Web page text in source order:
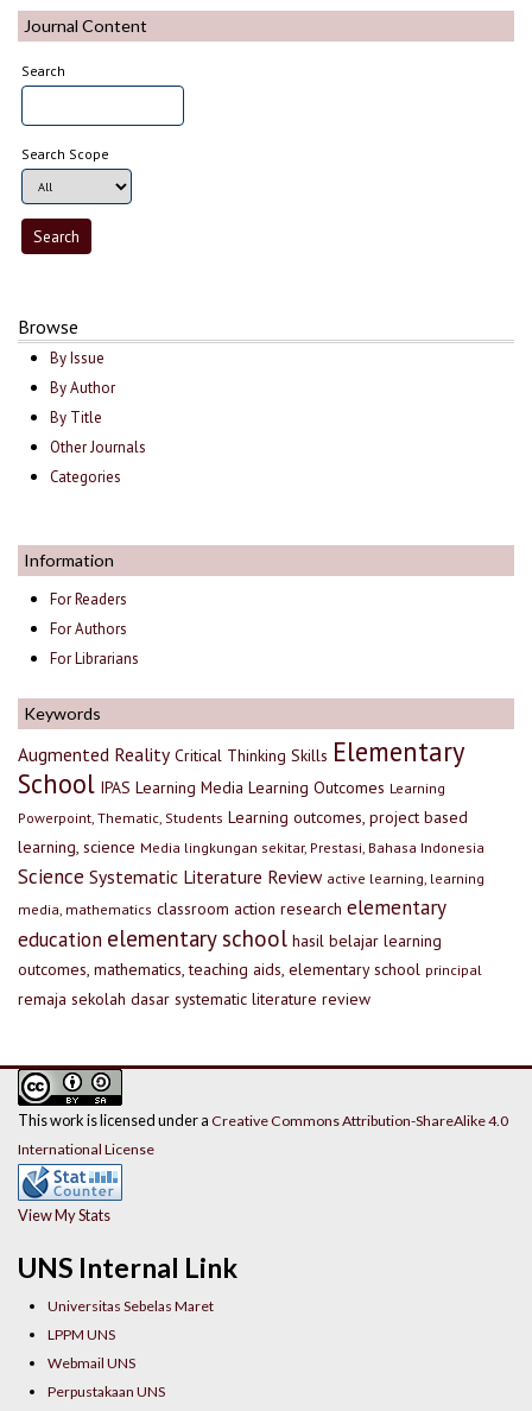
Journal Content
Search
Search Scope
Browse
By Issue
By Author
By Title
Other Journals
Categories
Information
For Readers
For Authors
For Librarians
Keywords
Augmented Reality Critical Thinking Skills Elementary
School IPAS Learning Media Learning Outcomes Learning
Powerpoint, Thematic, Students Learning outcomes, project based
learning, science Media lingkungan sekitar, Prestasi, Bahasa Indonesia
Science Systematic Literature Review active learning, learning
media, mathematics classroom action research elementary
education elementary school hasil belajar learning
outcomes, mathematics, teaching aids, elementary school principal
remaja sekolah dasar systematic literature review
UNS Internal Link
Universitas Sebelas Maret
LPPM UNS
Webmail UNS
Perpustakaan UNS
This work is licensed under a Creative Commons Attribution-ShareAlike 4.0
International License
View My Stats